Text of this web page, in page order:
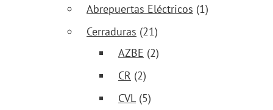
Abrepuertas Eléctricos (1)
Cerraduras (21)
AZBE (2)
CR (2)
CVL (5)